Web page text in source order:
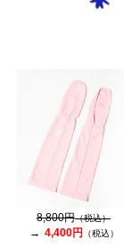
8,800円（税込）
4,400円 （税込）